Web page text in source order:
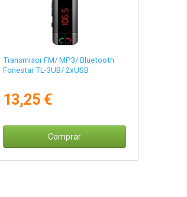
Transmisor FM/ MP3/ Bluetooth
Fonestar TL-3UB/ 2xUSB
13,25 €
Comprar